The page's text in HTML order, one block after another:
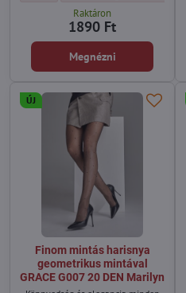
Raktáron
1890 Ft
Megnézni
ÚJ
Finom mintás harisnya
geometrikus mintával
GRACE G007 20 DEN Marilyn